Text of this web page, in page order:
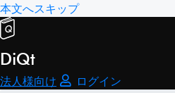
本文へスキップ
DiQt
法人様向け
ログイン